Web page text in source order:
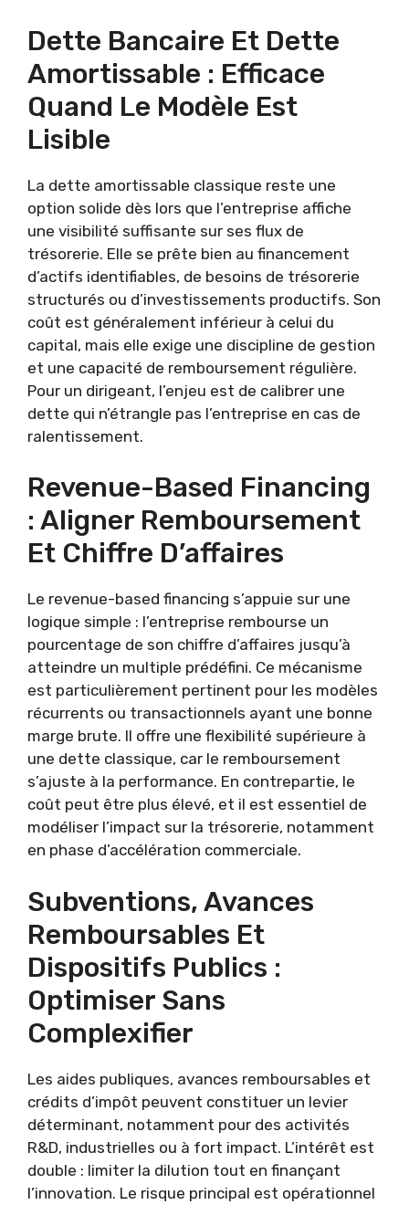
Dette Bancaire Et Dette
Amortissable : Efficace
Quand Le Modèle Est
Lisible
La dette amortissable classique reste une
option solide dès lors que l’entreprise affiche
une visibilité suffisante sur ses flux de
trésorerie. Elle se prête bien au financement
d’actifs identifiables, de besoins de trésorerie
structurés ou d’investissements productifs. Son
coût est généralement inférieur à celui du
capital, mais elle exige une discipline de gestion
et une capacité de remboursement régulière.
Pour un dirigeant, l’enjeu est de calibrer une
dette qui n’étrangle pas l’entreprise en cas de
ralentissement.
Revenue-Based Financing
: Aligner Remboursement
Et Chiffre D’affaires
Le revenue-based financing s’appuie sur une
logique simple : l’entreprise rembourse un
pourcentage de son chiffre d’affaires jusqu’à
atteindre un multiple prédéfini. Ce mécanisme
est particulièrement pertinent pour les modèles
récurrents ou transactionnels ayant une bonne
marge brute. Il offre une flexibilité supérieure à
une dette classique, car le remboursement
s’ajuste à la performance. En contrepartie, le
coût peut être plus élevé, et il est essentiel de
modéliser l’impact sur la trésorerie, notamment
en phase d’accélération commerciale.
Subventions, Avances
Remboursables Et
Dispositifs Publics :
Optimiser Sans
Complexifier
Les aides publiques, avances remboursables et
crédits d’impôt peuvent constituer un levier
déterminant, notamment pour des activités
R&D, industrielles ou à fort impact. L’intérêt est
double : limiter la dilution tout en finançant
l’innovation. Le risque principal est opérationnel